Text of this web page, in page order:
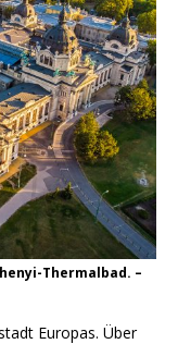
Thermalbad. –
Europas. Über